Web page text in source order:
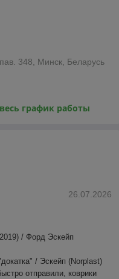
салон автомобиля. В
348, Минск, Беларусь
график работы
26.07.2026
/ Форд Эскейп
/ Эскейп (Norplast)
отправили, коврики